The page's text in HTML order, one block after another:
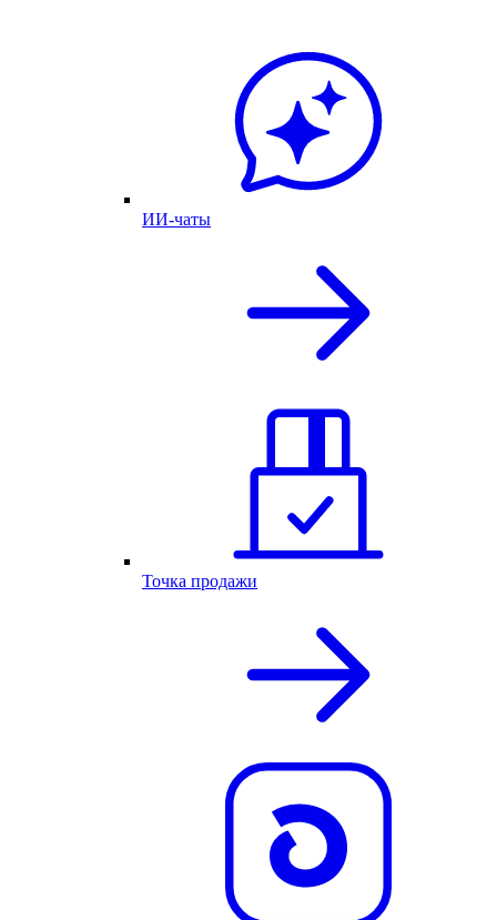
ИИ-чаты
Точка продажи